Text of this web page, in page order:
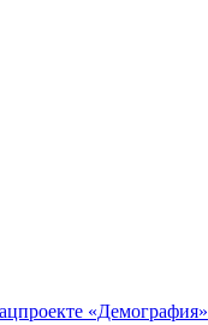
«Демография»